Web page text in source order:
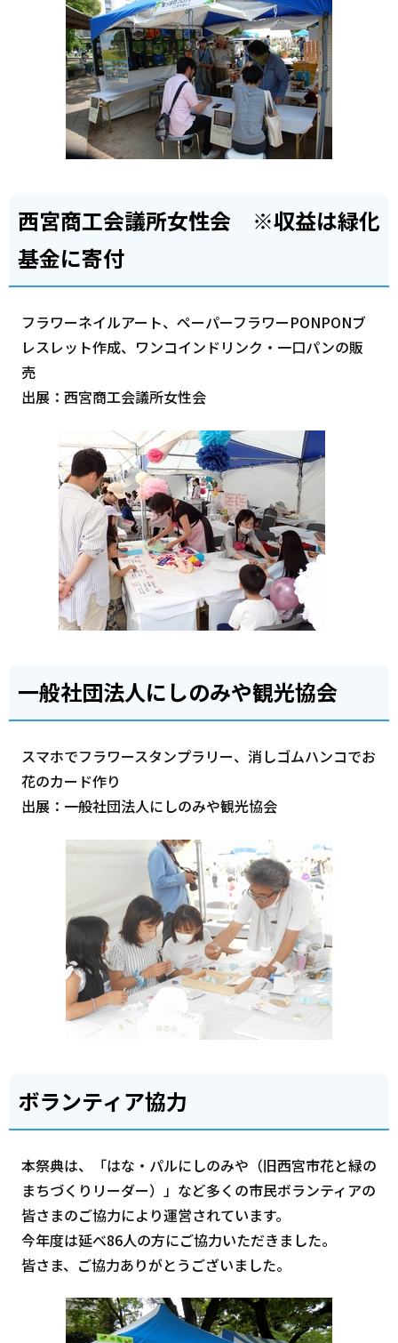
西宮商工会議所女性会 ※収益は緑化
基金に寄付
フラワーネイルアート、ペーパーフラワーPONPONブ
レスレット作成、ワンコインドリンク・一口パンの販
売
出展：西宮商工会議所女性会
一般社団法人にしのみや観光協会
スマホでフラワースタンプラリー、消しゴムハンコでお
花のカード作り
出展：一般社団法人にしのみや観光協会
ボランティア協力
本祭典は、「はな・パルにしのみや（旧西宮市花と緑の
まちづくりリーダー）」など多くの市民ボランティアの
皆さまのご協力により運営されています。
今年度は延べ86人の方にご協力いただきました。
皆さま、ご協力ありがとうございました。